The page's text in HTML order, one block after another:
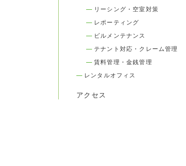
リーシング・空室対策
レポーティング
ビルメンテナンス
テナント対応・クレーム管理
賃料管理・金銭管理
レンタルオフィス
アクセス